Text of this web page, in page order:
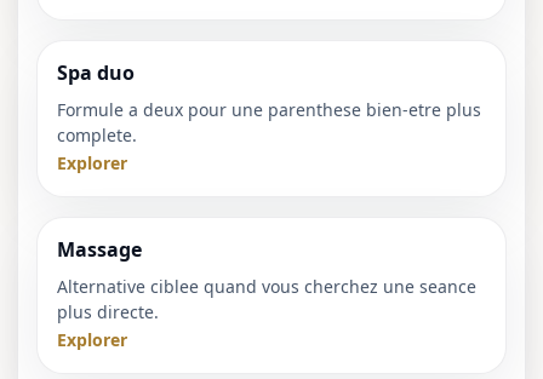
Spa duo
Formule a deux pour une parenthese bien-etre plus
complete.
Explorer
Massage
Alternative ciblee quand vous cherchez une seance
plus directe.
Explorer